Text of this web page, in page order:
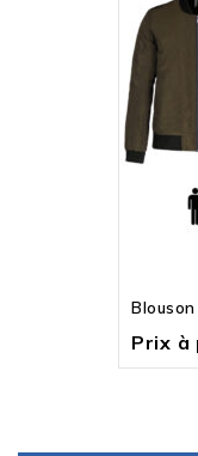
Blouson
Prix à